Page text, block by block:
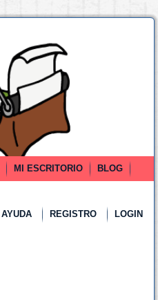
MI ESCRITORIO
BLOG
AYUDA REGISTRO LOGIN